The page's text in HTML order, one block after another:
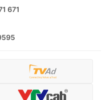
671